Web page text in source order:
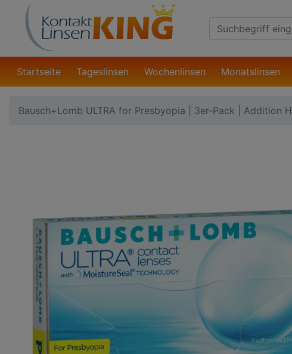
Suche
Eingabefeld
Startseite Tageslinsen Wochenlinsen Monatslinsen
Bausch+Lomb ULTRA for Presbyopia | 3er-Pack | Addition